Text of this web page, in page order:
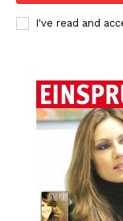
Subscription
My account
I've read and